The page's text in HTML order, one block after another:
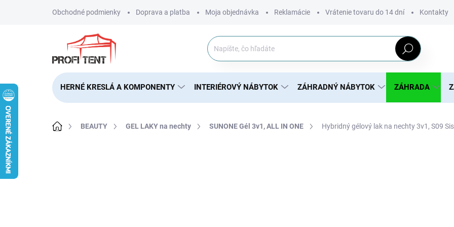
Obchodné podmienky Doprava a platba Moja objednávka Reklamácie Vrátenie tovaru do 14 dní Kontakty
Hľadať
HERNÉ KRESLÁ A KOMPONENTY INTERIÉROVÝ NÁBYTOK ZÁHRADNÝ NÁBYTOK ZÁHRADA
DomovBEAUTY GEL LAKY na nechty SUNONE Gél 3v1, ALL IN ONE Hybridný gélový lak na nechty 3v1, S09